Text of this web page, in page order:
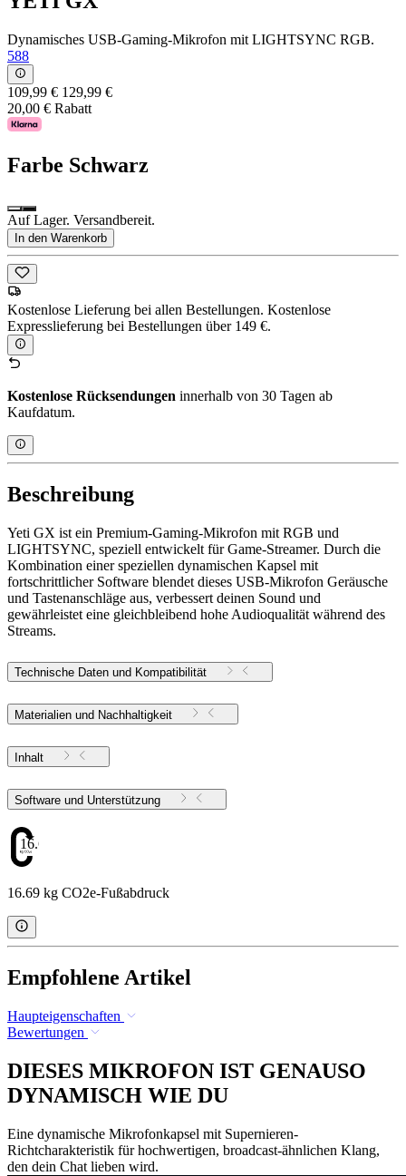
Dynamisches USB-Gaming-Mikrofon mit LIGHTSYNC RGB.
588
109,99 € 129,99 €
20,00 € Rabatt
Farbe Schwarz
Auf Lager. Versandbereit.
In den Warenkorb
Kostenlose Lieferung bei allen Bestellungen. Kostenlose
Expresslieferung bei Bestellungen über 149 €.
Kostenlose Rücksendungen innerhalb von 30 Tagen ab
Kaufdatum.
Beschreibung
Yeti GX ist ein Premium-Gaming-Mikrofon mit RGB und
LIGHTSYNC, speziell entwickelt für Game-Streamer. Durch die
Kombination einer speziellen dynamischen Kapsel mit
fortschrittlicher Software blendet dieses USB-Mikrofon Geräusche
und Tastenanschläge aus, verbessert deinen Sound und
gewährleistet eine gleichbleibend hohe Audioqualität während des
Streams.
Technische Daten und Kompatibilität
Materialien und Nachhaltigkeit
Inhalt
Software und Unterstützung
16.69
16.69 kg CO2e-Fußabdruck
Empfohlene Artikel
Haupteigenschaften
Bewertungen
DIESES MIKROFON IST GENAUSO
DYNAMISCH WIE DU
Eine dynamische Mikrofonkapsel mit Supernieren-
Richtcharakteristik für hochwertigen, broadcast-ähnlichen Klang,
den dein Chat lieben wird.